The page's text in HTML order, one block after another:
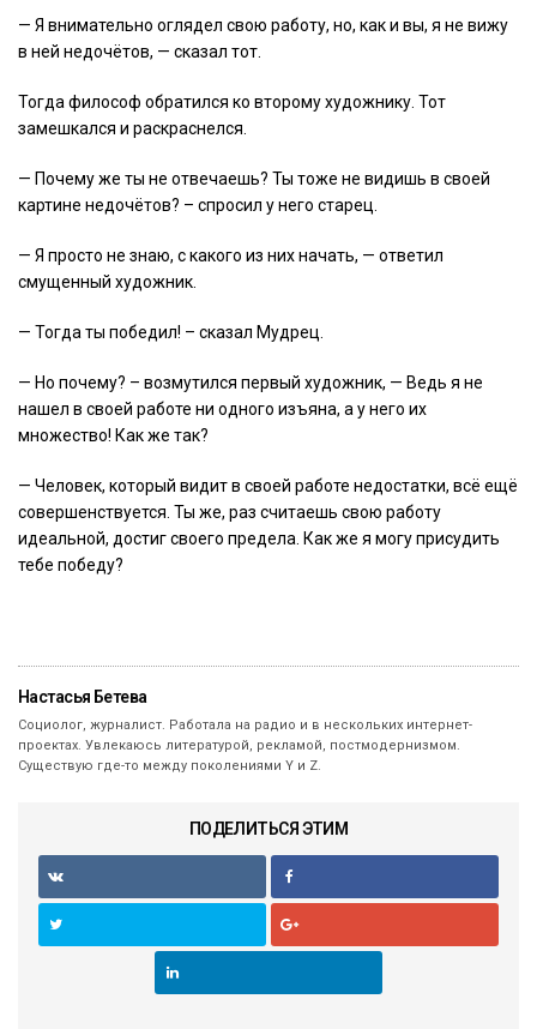
— Я внимательно оглядел свою работу, но, как и вы, я не вижу
в ней недочётов, — сказал тот.
Тогда философ обратился ко второму художнику. Тот
замешкался и раскраснелся.
— Почему же ты не отвечаешь? Ты тоже не видишь в своей
картине недочётов? – спросил у него старец.
— Я просто не знаю, с какого из них начать, — ответил
смущенный художник.
— Тогда ты победил! – сказал Мудрец.
— Но почему? – возмутился первый художник, — Ведь я не
нашел в своей работе ни одного изъяна, а у него их
множество! Как же так?
— Человек, который видит в своей работе недостатки, всё ещё
совершенствуется. Ты же, раз считаешь свою работу
идеальной, достиг своего предела. Как же я могу присудить
тебе победу?
Настасья Бетева
Социолог, журналист. Работала на радио и в нескольких интернет-
проектах. Увлекаюсь литературой, рекламой, постмодернизмом.
Существую где-то между поколениями Y и Z.
ПОДЕЛИТЬСЯ ЭТИМ